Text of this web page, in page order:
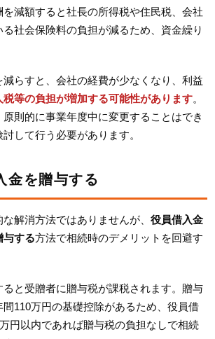
減額すると社長の所得税や住民税、会社
社会保険料の負担が減るため、資金繰り
らすと、会社の経費が少なくなり、利益
税等の負担が増加する可能性があります。
則的に事業年度中に変更することはでき
して行う必要があります。
金を贈与する
解消方法ではありませんが、役員借入金
与する方法で相続時のデメリットを回避す
と受贈者に贈与税が課税されます。贈与
110万円の基礎控除があるため、役員借
円以内であれば贈与税の負担なしで相続